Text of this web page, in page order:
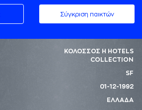
Σύγκριση παικτών
ΚΟΛΟΣΣΟΣ H HOTELS
COLLECTION
SF
01-12-1992
ΕΛΛΑΔΑ